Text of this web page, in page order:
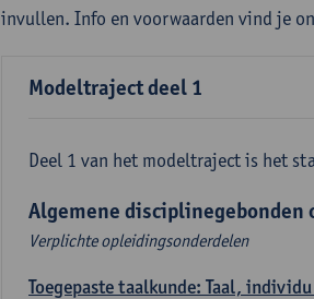
invullen. Info en voorwaarden vind je
Modeltraject deel 1
Deel 1 van het modeltraject is het
Algemene
Verplichte opleidingsonderdelen
Toegepaste taalkunde: Taal,